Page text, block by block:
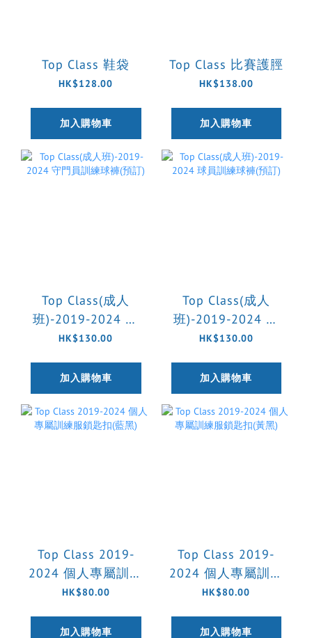
Top Class 鞋袋
HK$128.00
加入購物車
Top Class 比賽護脛
HK$138.00
加入購物車
Top Class(成人
班)-2019-2024 守
門員訓練球褲(預訂)
HK$130.00
加入購物車
Top Class(成人
班)-2019-2024 球
員訓練球褲(預訂)
HK$130.00
加入購物車
Top Class 2019-
2024 個人專屬訓練
服鎖匙扣(藍黑)
HK$80.00
加入購物車
Top Class 2019-
2024 個人專屬訓練
服鎖匙扣(黃黑)
HK$80.00
加入購物車